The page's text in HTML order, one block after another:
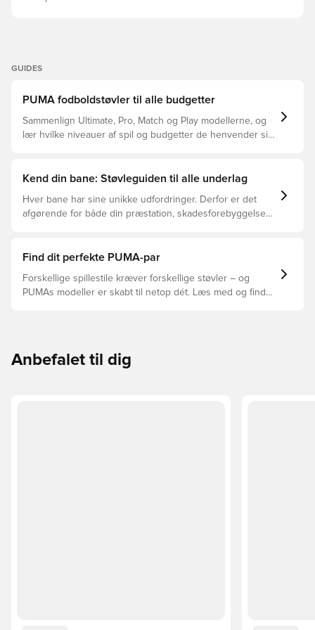
GUIDES
PUMA fodboldstøvler til alle budgetter
Sammenlign Ultimate, Pro, Match og Play modellerne, og
lær hvilke niveauer af spil og budgetter de henvender sig
Kend din bane: Støvleguiden til alle underlag
Hver bane har sine unikke udfordringer. Derfor er det
afgørende for både din præstation, skadesforebyggelse
støvler der er det bedste valg til de forskellige typer
Find dit perfekte PUMA-par
Forskellige spillestile kræver forskellige støvler – og
PUMAs modeller er skabt til netop dét. Læs med og find
Anbefalet til dig